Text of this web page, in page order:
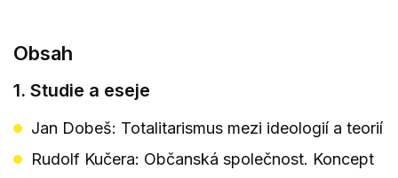
Obsah
1. Studie a eseje
Jan Dobeš: Totalitarismus mezi ideologií a teorií
Rudolf Kučera: Občanská společnost. Koncept